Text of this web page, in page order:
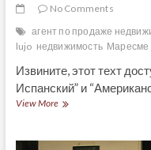
No Comments
агент по продаже
lujo недвижимость Маресме
Извините, этот техт
Испанский” и
View More(Español)